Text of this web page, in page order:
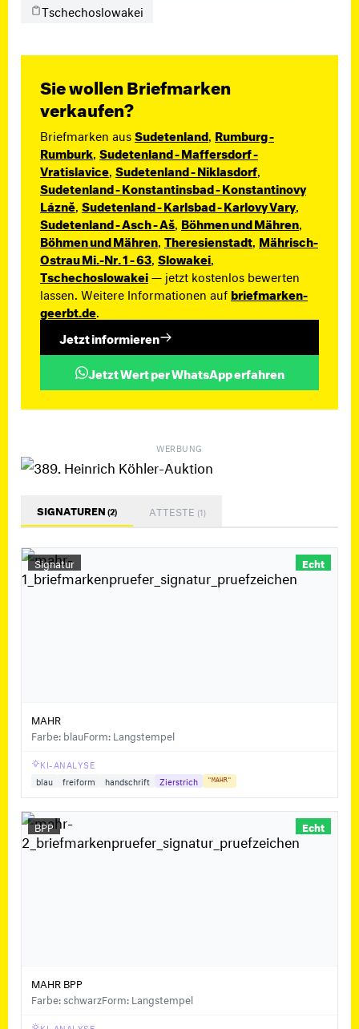
Tschechoslowakei
Sie wollen Briefmarken
verkaufen?
Briefmarken ausSudetenland Rumburg -
Rumburk Sudetenland - Maffersdorf -
Vratislavice Sudetenland - Niklasdorf
Sudetenland - Konstantinsbad - Konstantinovy
Lázně Sudetenland - Karlsbad - Karlovy Vary,
Sudetenland - Asch - Aš Böhmen und Mähren
Böhmen und Mähren Theresienstadt Mährisch-
Ostrau Mi.-Nr. 1 - 63 Slowakei
Tschechoslowakei— jetzt kostenlos bewerten
lassen. Weitere Informationen aufbriefmarken-
geerbt.de
Jetzt informieren
Jetzt Wert per WhatsApp erfahren
WERBUNG
SIGNATUREN(2) ATTESTE (1)
Signatur Echt
MAHR
Farbe: blauForm: Langstempel
KI-ANALYSE
blau
freiform handschrift Zierstrich "MAHR"
BPP Echt
MAHR BPP
Farbe: schwarzForm: Langstempel